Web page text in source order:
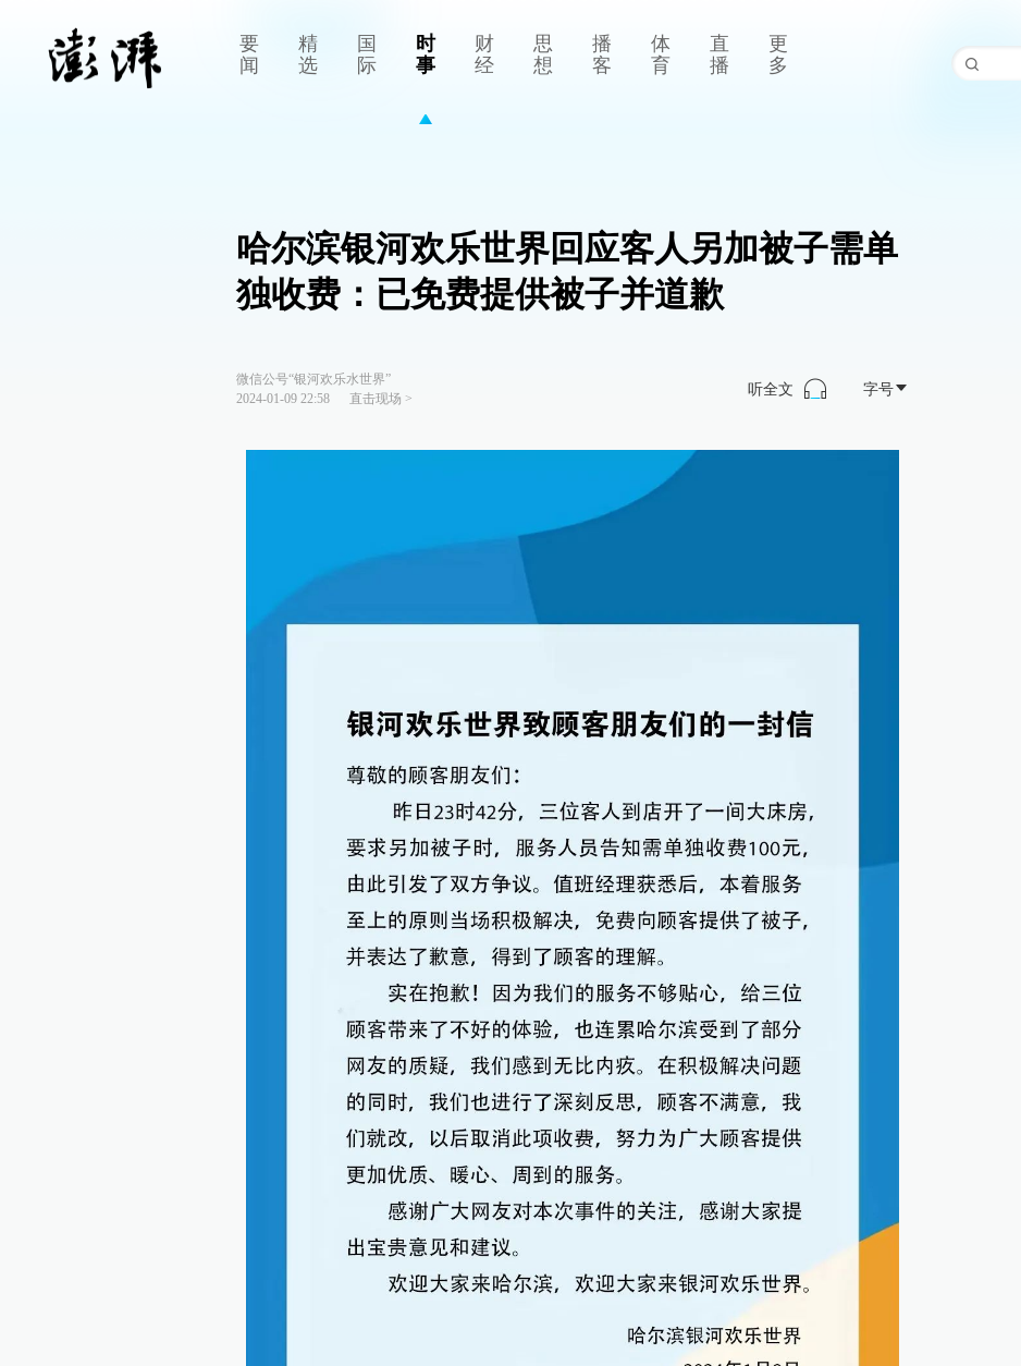
要
闻
精
选
国
际
时
事
财
经
思
想
播
客
体
育
直
播
更
多
哈尔滨银河欢乐世界回应客人另加被子需单
独收费：已免费提供被子并道歉
微信公号“银河欢乐水世界”
2024-01-09 22:58
直击现场 >
听全文 字号